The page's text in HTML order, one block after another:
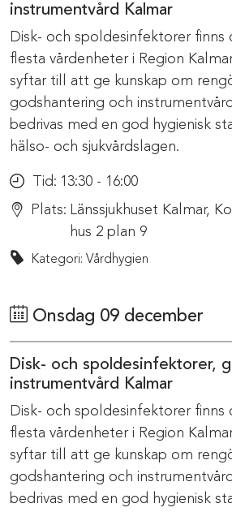
instrumentvård Kalmar
Disk- och spoldesinfektorer finns
flesta vårdenheter i Region
syftar till att ge kunskap om
godshantering och
bedrivas med en god hygienisk
hälso- och sjukvårdslagen.
Tid: 13:30 - 16:00
Plats: Länssjukhuset Kalmar,
hus 2 plan 9
Kategori: Vårdhygien
Onsdag 09 december
Disk- och spoldesinfektorer,
instrumentvård Kalmar
Disk- och spoldesinfektorer finns
flesta vårdenheter i Region
syftar till att ge kunskap om
godshantering och
bedrivas med en god hygienisk